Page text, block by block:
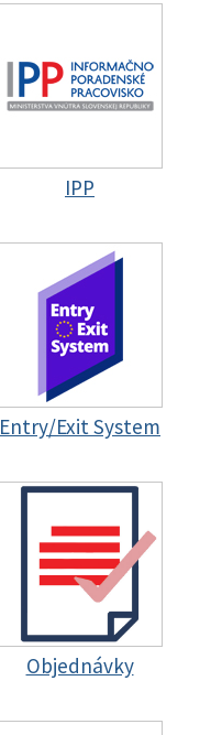
IPP
Entry/Exit System
Objednávky